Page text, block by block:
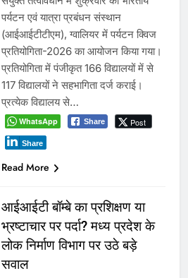
पर्यटन एवं यात्रा प्रबंधन संस्थान
(आईआईटीटीएम), ग्वालियर में पर्यटन क्विज
प्रतियोगिता-2026 का आयोजन किया गया।
प्रतियोगिता में पंजीकृत 166 विद्यालयों में से
117 विद्यालयों ने सहभागिता दर्ज कराई।
प्रत्येक विद्यालय से…
WhatsApp Share Post
Share
Read More
आईआईटी बॉम्बे का प्रशिक्षण या
भ्रष्टाचार पर पर्दा? मध्य प्रदेश के
लोक निर्माण विभाग पर उठे बड़े
सवाल